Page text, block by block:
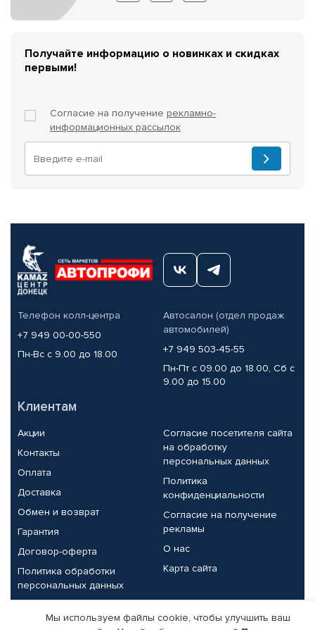
Получайте информацию о новинках и скидках
первыми!
Согласие на получение рекламно-
информационных рассылок
Телефон колл-центра
+7 949 00-00-550
Пн-Вс с 9.00 до 18.00
Автосалон (отдел продаж
автомобилей)
+7 949 503-45-55
Пн-Пт с 09.00 до 18.00, Сб с
9.00 до 15.00
Клиентам
Акции
Контакты
Оплата
Доставка
Обмен и возврат
Гарантия
Договор-оферта
Политика обработки
персональных данных
Согласие посетителя сайта
на обработку
персональных данных
Политика
конфиденциальности
Согласие на получение
рекламы
О нас
Карта сайта
Партнерам
Мы используем файлы cookie, чтобы улучшить ваш